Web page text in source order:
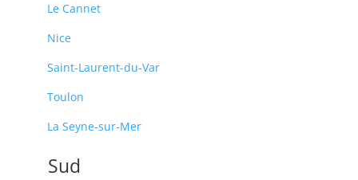
Le Cannet
Nice
Saint-Laurent-du-Var
Toulon
La Seyne-sur-Mer
Sud